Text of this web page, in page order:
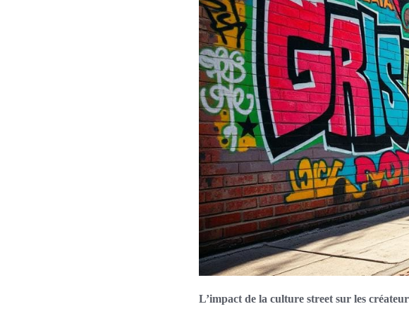
L’impact de la culture street sur les